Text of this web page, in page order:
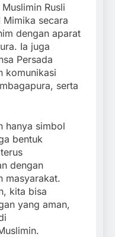
Rusli
Mimika secara
dengan aparat
Ia juga
Persada
komunikasi
serta
hanya simbol
bentuk
dengan
masyarakat.
kita bisa
yang aman,